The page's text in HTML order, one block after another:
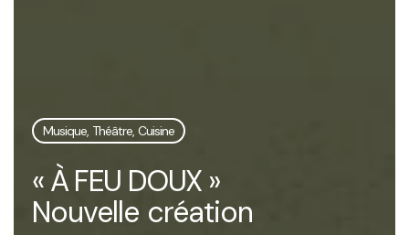
Musique, Théâtre, Cuisine
« À FEU DOUX »
Nouvelle création